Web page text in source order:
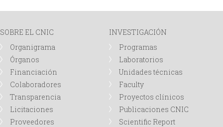
SOBRE EL CNIC
Organigrama
Órganos
Financiación
Colaboradores
Transparencia
Licitaciones
Proveedores
INVESTIGACIÓN
Programas
Laboratorios
Unidades técnicas
Faculty
Proyectos clínicos
Publicaciones CNIC
Scientific Report